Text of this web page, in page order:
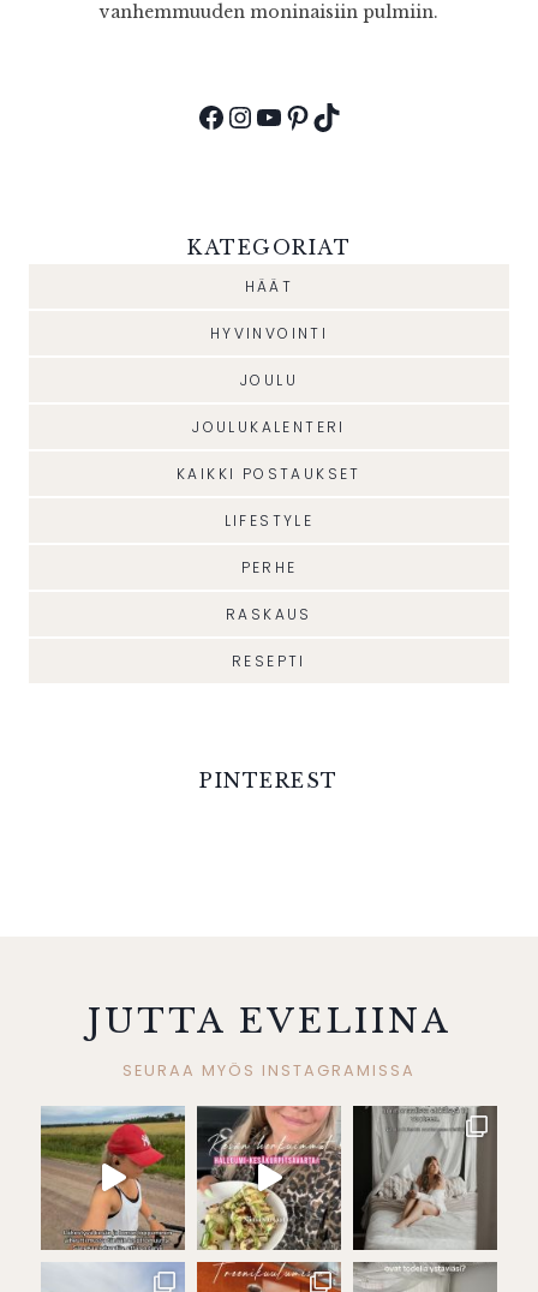
vanhemmuuden moninaisiin pulmiin.
Facebook
Instagram
YouTube
Pinterest
TikTok
KATEGORIAT
HÄÄT
HYVINVOINTI
JOULU
JOULUKALENTERI
KAIKKI POSTAUKSET
LIFESTYLE
PERHE
RASKAUS
RESEPTI
PINTEREST
JUTTA EVELIINA
SEURAA MYÖS INSTAGRAMISSA